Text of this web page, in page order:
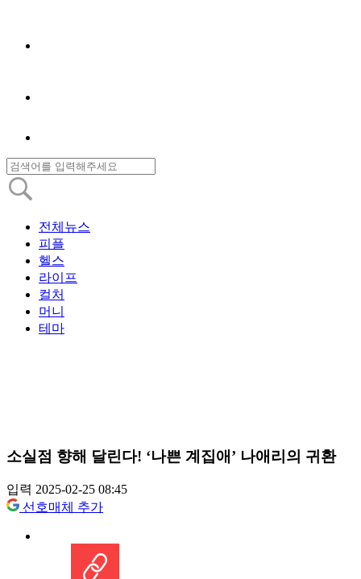
전체뉴스
피플
헬스
라이프
컬처
머니
테마
소실점 향해 달린다! ‘나쁜 계집애’ 나애리의 귀환
입력 2025-02-25 08:45
선호매체 추가